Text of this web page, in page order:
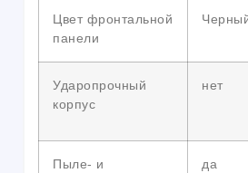
Цвет фронтальной
панели
Ударопрочный
корпус
нет
Пыле- и
да